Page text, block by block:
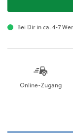
Bei Dir in ca. 4-7
Online-Zugang